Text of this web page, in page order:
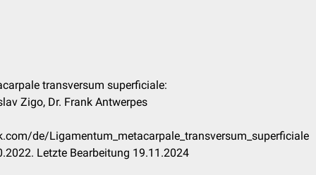
transversum superficiale:
Zigo, Dr. Frank Antwerpes
de/Ligamentum_metacarpale_transversum_superficiale
Letzte Bearbeitung 19.11.2024